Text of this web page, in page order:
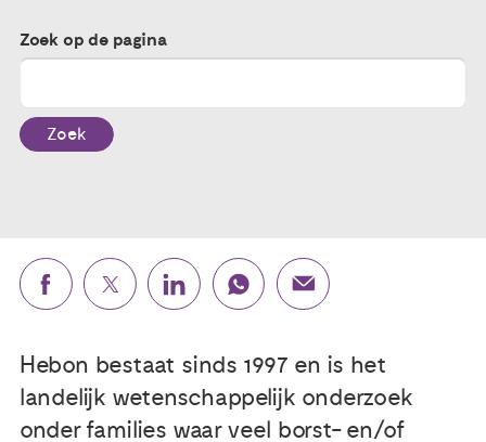
Nieuws
Publicaties
Over ons
Zoek op de pagina
Zoek
Hebon bestaat sinds 1997 en is het
landelijk wetenschappelijk onderzoek
onder families waar veel borst- en/of